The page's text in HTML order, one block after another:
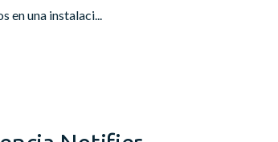
en una instalaci...